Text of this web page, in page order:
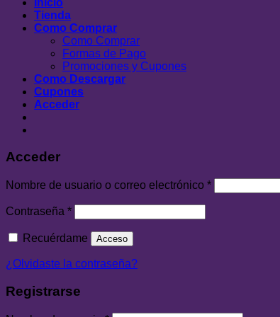
Tienda
Como Comprar
Como Comprar
Formas de Pago
Promociones y Cupones
Como Descargar
Cupones
Acceder
Acceder
Nombre de usuario o correo electrónico *
Contraseña *
Recuérdame Acceso
¿Olvidaste la contraseña?
Registrarse